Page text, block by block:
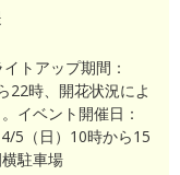
トアップ期間：
22時、開花状況によ
イベント開催日：
5（日）10時から15
駐車場